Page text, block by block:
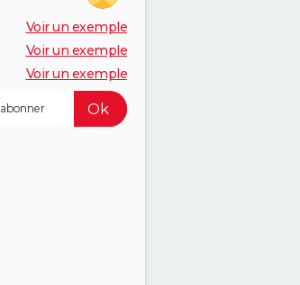
Voir un exemple
Voir un exemple
Voir un exemple